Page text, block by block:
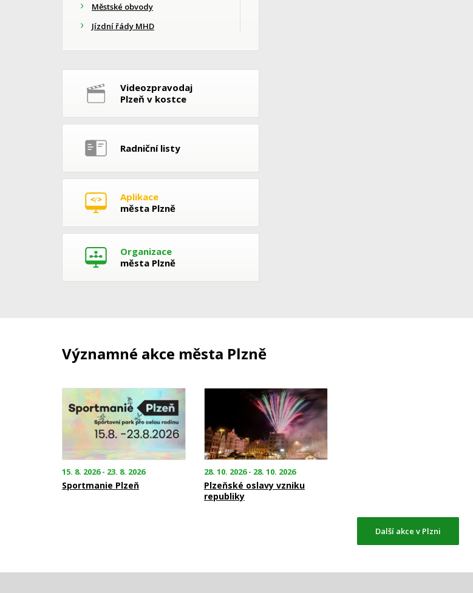
Městské obvody
Jízdní řády MHD
Videozpravodaj
Plzeň v kostce
Radniční listy
Aplikace
města Plzně
Organizace
města Plzně
Významné akce města Plzně
15. 8. 2026 - 23. 8. 2026
Sportmanie Plzeň
28. 10. 2026 - 28. 10. 2026
Plzeňské oslavy vzniku
republiky
Další akce v Plzni